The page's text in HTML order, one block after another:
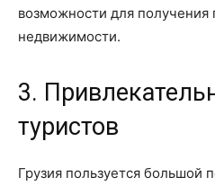
возможности для получения
недвижимости.
3.
туристов
Грузия пользуется большой